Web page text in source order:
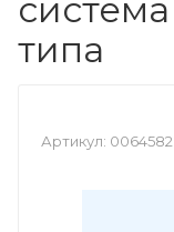
типа
Артикул: 0064582